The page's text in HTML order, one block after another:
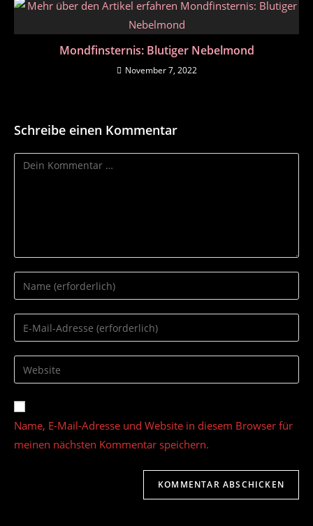
Mondfinsternis: Blutiger Nebelmond
November 7, 2022
Schreibe einen Kommentar
Kommentar
Gib
deinen
Namen
oder
zum
Kommentieren
ein
Gib
deine
E-
Mail-
zum
Kommentieren
ein
Gib
deine
Website-
URL
ein
(optional)
Name, E-Mail-Adresse und Website in diesem Browser für
meinen nächsten Kommentar speichern.